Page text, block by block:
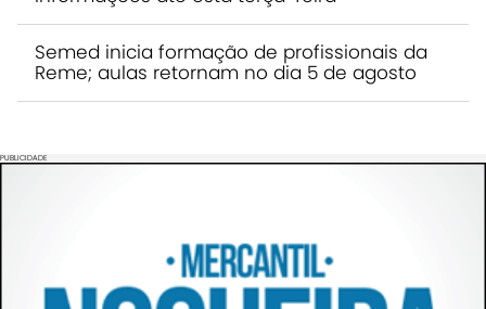
Semed inicia formação de profissionais da
Reme; aulas retornam no dia 5 de agosto
PUBLICIDADE